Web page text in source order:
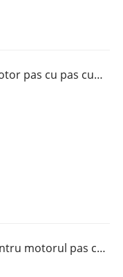
pas cu pas cu
motorul pas cu